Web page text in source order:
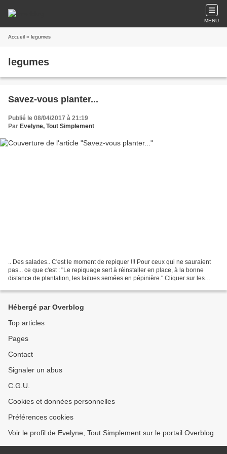
MENU
Accueil » legumes
legumes
Savez-vous planter...
Publié le 08/04/2017 à 21:19
Par Evelyne, Tout Simplement
.. Des salades.. C'est le moment de repiquer !!! Pour ceux qui ne sauraient
pas... ce que c'est : "Le repiquage sert à réinstaller en place, à la bonne
distance de plantation, les laitues semées en pépinière." Cliquer sur les
Hébergé par Overblog
Top articles
Pages
Contact
Signaler un abus
C.G.U.
Cookies et données personnelles
Préférences cookies
Voir le profil de Evelyne, Tout Simplement sur le portail Overblog